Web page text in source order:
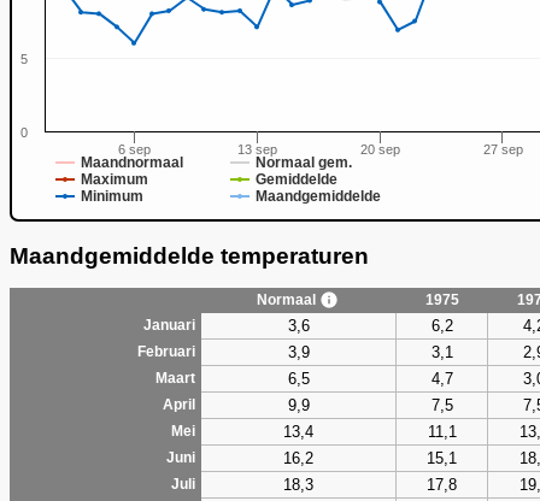
Maandnormaal
Normaal gem.
Maximum
Gemiddelde
Minimum
Maandgemiddelde
6 sep 13 sep 20 sep 27 sep
0
5
Maandgemiddelde temperaturen
Normaal 1975
Januari
3,6 6,2
Februari 3,9 3,1
Maart 6,5 4,7
April 9,9 7,5
Mei 13,4 11,1
Juni 16,2 15,1
Juli 18,3 17,8